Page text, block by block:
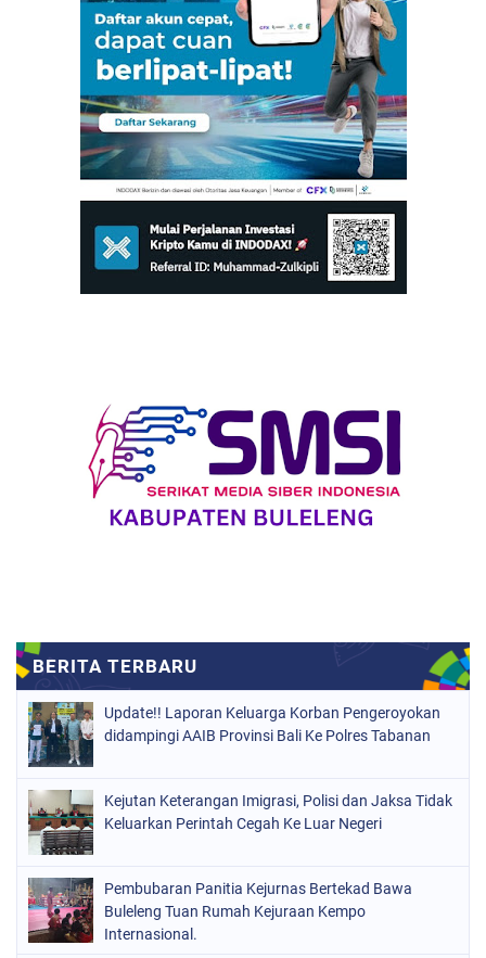
Update!! Laporan Keluarga Korban Pengeroyokan
didampingi AAIB Provinsi Bali Ke Polres Tabanan
Kejutan Keterangan Imigrasi, Polisi dan Jaksa Tidak
Keluarkan Perintah Cegah Ke Luar Negeri
Pembubaran Panitia Kejurnas Bertekad Bawa
Buleleng Tuan Rumah Kejuraan Kempo
Internasional.